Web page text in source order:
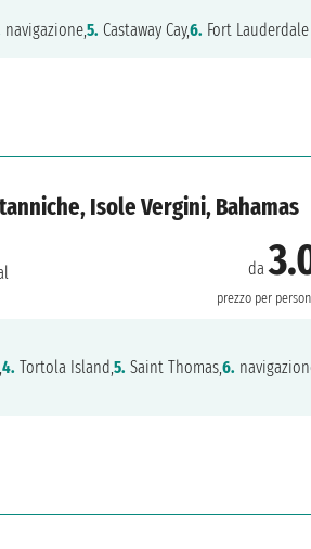
navigazione,5. Castaway Cay,6. Fort Lauderdale
Isole Vergini, Bahamas
da
prezzo per
4. Tortola Island,5. Saint Thomas,6.